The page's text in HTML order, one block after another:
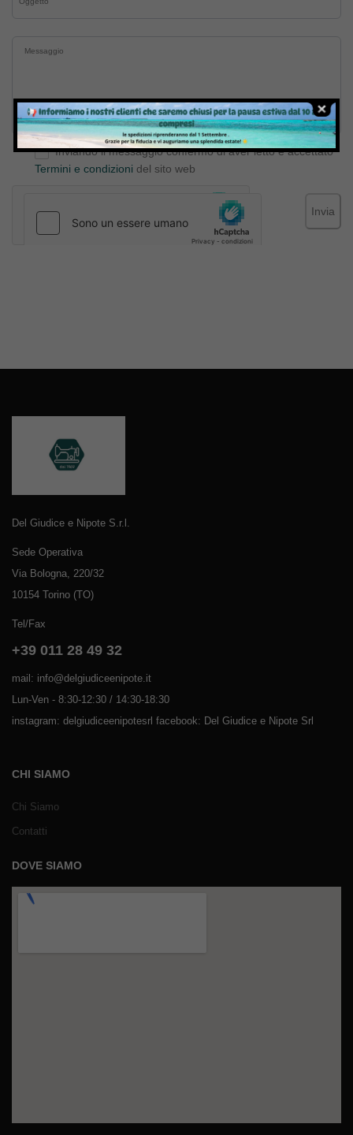
Inviando il messaggio confermo di aver letto e accettato
Termini e condizioni del sito web
Invia
Del Giudice e Nipote S.r.l.
Sede Operativa
Via Bologna, 220/32
10154 Torino (TO)
Tel/Fax
+39 011 28 49 32
mail: info@delgiudiceenipote.it
Lun-Ven - 8:30-12:30 / 14:30-18:30
instagram: delgiudiceenipotesrl facebook: Del Giudice e Nipote Srl
CHI SIAMO
Chi Siamo
Contatti
DOVE SIAMO